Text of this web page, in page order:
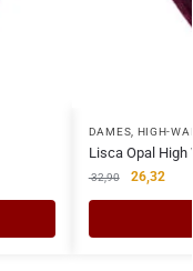
DAMES HIGH-
Lisca Opal
32,90 26,32